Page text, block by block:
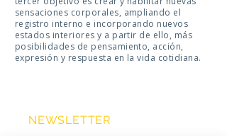
sensaciones corporales, ampliando el
registro interno e incorporando nuevos
estados interiores y a partir de ello, más
posibilidades de pensamiento, acción,
expresión y respuesta en la vida cotidiana.
NEWSLETTER